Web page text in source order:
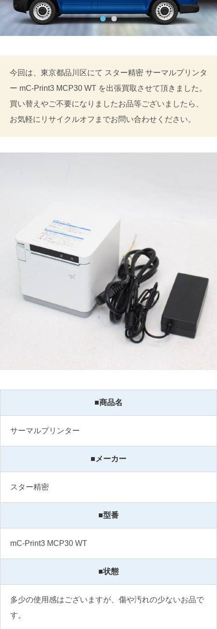
今回は、東京都品川区にて スター精密 サーマルプリンタ
ー mC-Print3 MCP30 WT を出張買取させて頂きました。
買い替えやご不要になりましたお品等ございましたら、
お気軽にリサイクルオフまでお問い合わせください。
■商品名
サーマルプリンター
■メーカー
スター精密
■型番
mC-Print3 MCP30 WT
■状態
多少の使用感はございますが、傷や汚れの少ないお品で
す。